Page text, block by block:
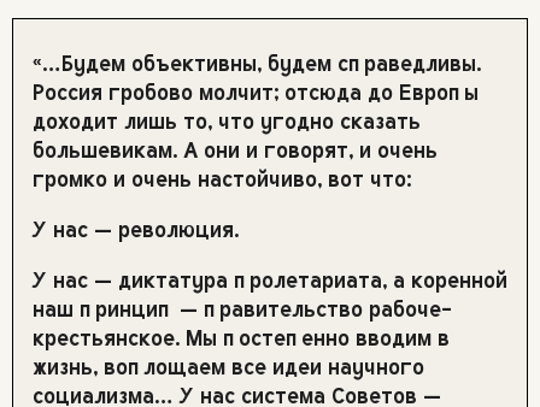
«…Будем объективны, будем справедливы.
Россия гробово молчит; отсюда до Европы
доходит лишь то, что угодно сказать
большевикам. А они и говорят, и очень
громко и очень настойчиво, вот что:
У нас — революция.
У нас — диктатура пролетариата, а коренной
наш принцип — правительство рабоче-
крестьянское. Мы постепенно вводим в
жизнь, воплощаем все идеи научного
социализма… У нас система Советов —